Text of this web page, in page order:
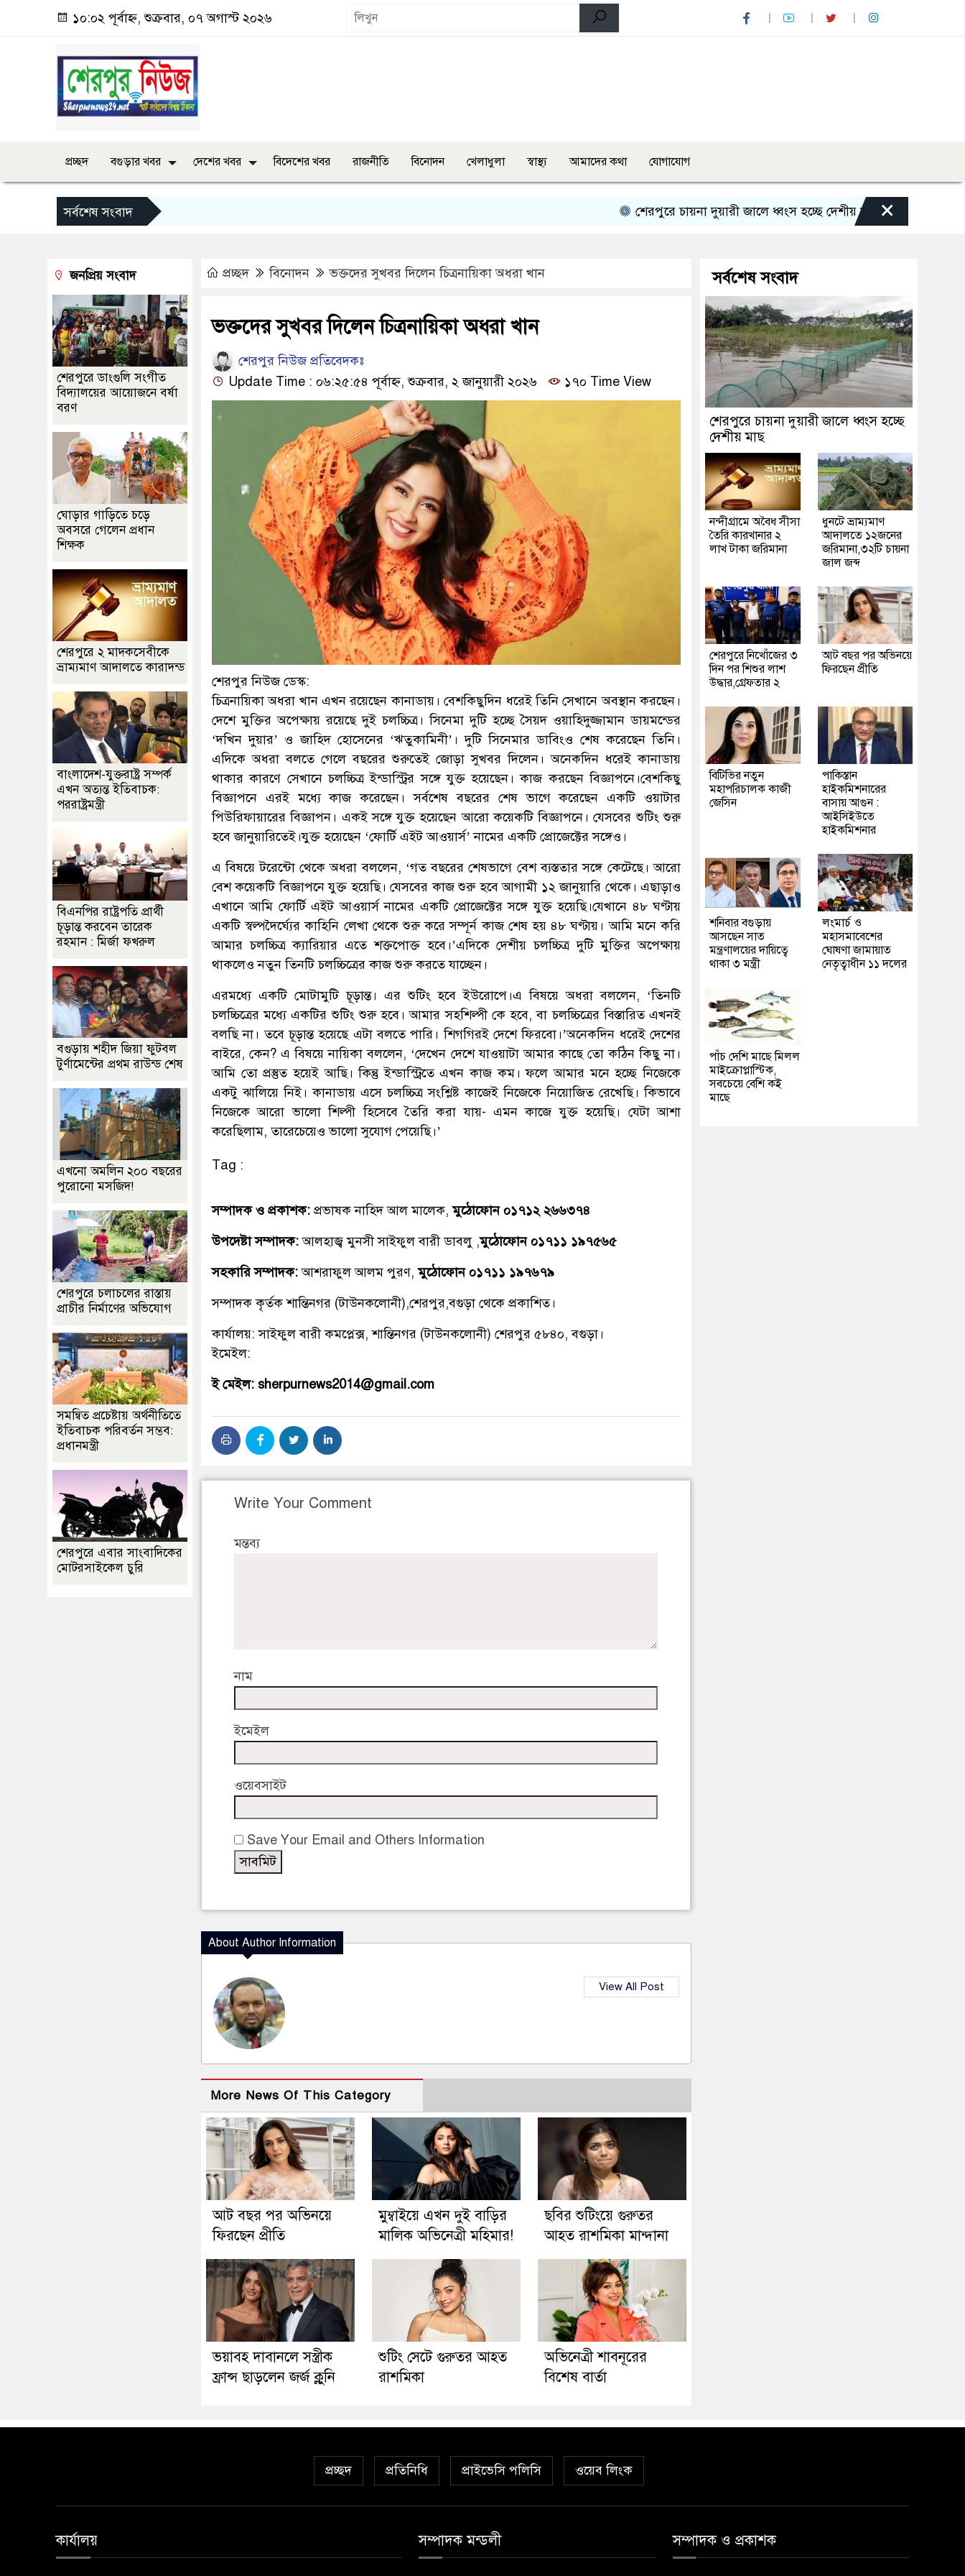
১০:০২ পূর্বাহ্ন, শুক্রবার, ০৭ অগাস্ট ২০২৬
প্রচ্ছদ বগুড়ার খবর দেশের খবর বিদেশের খবর রাজনীতি বিনোদন খেলাধুলা স্বাস্থ্য আমাদের কথা যোগাযোগ
সর্বশেষ সংবাদ শেরপুরে চায়না দুয়ারী জালে ধ্বংস হচ্ছে দেশীয় মাছ নন্দীগ্রামে অবৈধ
×
প্রচ্ছদ বিনোদন ভক্তদের সুখবর দিলেন চিত্রনায়িকা অধরা খান
ভক্তদের সুখবর দিলেন চিত্রনায়িকা অধরা খান
শেরপুর নিউজ প্রতিবেদকঃ
Update Time : ০৬:২৫:৫৪ পূর্বাহ্ন, শুক্রবার, ২ জানুয়ারী ২০২৬
১৭০ Time View
শেরপুর নিউজ ডেস্ক:
চিত্রনায়িকা অধরা খান এখন রয়েছেন কানাডায়। বেশকিছুদিন ধরেই তিনি সেখানে অবস্থান করছেন।
দেশে মুক্তির অপেক্ষায় রয়েছে দুই চলচ্চিত্র। সিনেমা দুটি হচ্ছে সৈয়দ ওয়াহিদুজ্জামান ডায়মন্ডের
‘দখিন দুয়ার’ ও জাহিদ হোসেনের ‘ঋতুকামিনী’। দুটি সিনেমার ডাবিংও শেষ করেছেন তিনি।
এদিকে অধরা বলতে গেলে বছরের শুরুতেই জোড়া সুখবর দিলেন। অনেকদিন ধরেই কানাডায়
থাকার কারণে সেখানে চলচ্চিত্র ইন্ডাস্ট্রির সঙ্গে যুক্ত হয়েছেন। কাজ করছেন বিজ্ঞাপনে।বেশকিছু
বিজ্ঞাপনে এরই মধ্যে কাজ করেছেন। সর্বশেষ বছরের শেষ ভাগে করেছেন একটি ওয়াটার
পিউরিফায়ারের বিজ্ঞাপন। একই সঙ্গে যুক্ত হয়েছেন আরো কয়েকটি বিজ্ঞাপনে। যেসবের শুটিং শুরু
হবে জানুয়ারিতেই।যুক্ত হয়েছেন ‘ফোর্টি এইট আওয়ার্স’ নামের একটি প্রোজেক্টের সঙ্গেও।
এ বিষয়ে টরেন্টো থেকে অধরা বললেন, ‘গত বছরের শেষভাগে বেশ ব্যস্ততার সঙ্গে কেটেছে। আরো
বেশ কয়েকটি বিজ্ঞাপনে যুক্ত হয়েছি। যেসবের কাজ শুরু হবে আগামী ১২ জানুয়ারি থেকে। এছাড়াও
এখানে আমি ফোর্টি এইট আওয়ার্স নামের একটি প্রোজেক্টের সঙ্গে যুক্ত হয়েছি।যেখানে ৪৮ ঘণ্টায়
একটি স্বল্পদৈর্ঘ্যের কাহিনি লেখা থেকে শুরু করে সম্পূর্ন কাজ শেষ হয় ৪৮ ঘণ্টায়। আমি মনে করি
আমার চলচ্চিত্র ক্যারিয়ার এতে শক্তপোক্ত হবে।’এদিকে দেশীয় চলচ্চিত্র দুটি মুক্তির অপেক্ষায়
থাকলেও নতুন তিনটি চলচ্চিত্রের কাজ শুরু করতে যাচ্ছেন।
এরমধ্যে একটি মোটামুটি চূড়ান্ত। এর শুটিং হবে ইউরোপে।এ বিষয়ে অধরা বললেন, ‘তিনটি
চলচ্চিত্রের মধ্যে একটির শুটিং শুরু হবে। আমার সহশিল্পী কে হবে, বা চলচ্চিত্রের বিস্তারিত এখনই
বলছি না। তবে চূড়ান্ত হয়েছে এটা বলতে পারি। শিগগিরই দেশে ফিরবো।’অনেকদিন ধরেই দেশের
বাইরে, কেন? এ বিষয়ে নায়িকা বললেন, ‘দেখেন দেশে যাওয়াটা আমার কাছে তো কঠিন কিছু না।
আমি তো প্রস্তুত হয়েই আছি। কিন্তু ইন্ডাস্ট্রিতে এখন কাজ কম। ফলে আমার মনে হচ্ছে নিজেকে
একটু ঝালিয়ে নিই। কানাডায় এসে চলচ্চিত্র সংশ্লিষ্ট কাজেই নিজেকে নিয়োজিত রেখেছি। কিভাবে
নিজেকে আরো ভালো শিল্পী হিসেবে তৈরি করা যায়- এমন কাজে যুক্ত হয়েছি। যেটা আশা
করেছিলাম, তারেচেয়েও ভালো সুযোগ পেয়েছি।’
Tag :
সম্পাদক ও প্রকাশক: প্রভাষক নাহিদ আল মালেক,মুঠোফোন ০১৭১২ ২৬৬৩৭৪
উপদেষ্টা সম্পাদক:আলহাজ্ব মুনসী সাইফুল বারী ডাবলু ,মুঠোফোন ০১৭১১ ১৯৭৫৬৫
সহকারি সম্পাদক:আশরাফুল আলম পুরণ,মুঠোফোন ০১৭১১ ১৯৭৬৭৯
সম্পাদক কৃর্তক শান্তিনগর (টাউনকলোনী),শেরপুর,বগুড়া থেকে প্রকাশিত।
কার্যালয়: সাইফুল বারী কমপ্লেক্স, শান্তিনগর (টাউনকলোনী) শেরপুর ৫৮৪০, বগুড়া।
ইমেইল:
ই মেইল: sherpurnews2014@gmail.com
Write Your Comment
মন্তব্য
নাম
ইমেইল
ওয়েবসাইট
Save Your Email and Others Information
About Author Information
View All Post
More News Of This Category
আট বছর পর অভিনয়ে
ফিরছেন প্রীতি
মুম্বাইয়ে এখন দুই বাড়ির
মালিক অভিনেত্রী মহিমার!
ছবির শুটিংয়ে গুরুতর
আহত রাশমিকা মান্দানা
ভয়াবহ দাবানলে সস্ত্রীক
ফ্রান্স ছাড়লেন জর্জ ক্লুনি
শুটিং সেটে গুরুতর আহত
রাশমিকা
অভিনেত্রী শাবনূরের
বিশেষ বার্তা
জনপ্রিয় সংবাদ
শেরপুরে ডাংগুলি সংগীত
বিদ্যালয়ের আয়োজনে বর্ষা
বরণ
ঘোড়ার গাড়িতে চড়ে
অবসরে গেলেন প্রধান
শিক্ষক
শেরপুরে ২ মাদকসেবীকে
ভ্রাম্যমাণ আদালতে কারাদন্ড
বাংলাদেশ-যুক্তরাষ্ট্র সম্পর্ক
এখন অত্যন্ত ইতিবাচক:
পররাষ্ট্রমন্ত্রী
বিএনপির রাষ্ট্রপতি প্রার্থী
চূড়ান্ত করবেন তারেক
রহমান : মির্জা ফখরুল
বগুড়ায় শহীদ জিয়া ফুটবল
টুর্ণামেন্টের প্রথম রাউন্ড শেষ
এখনো অমলিন ২০০ বছরের
পুরোনো মসজিদ!
শেরপুরে চলাচলের রাস্তায়
প্রাচীর নির্মাণের অভিযোগ
সমন্বিত প্রচেষ্টায় অর্থনীতিতে
ইতিবাচক পরিবর্তন সম্ভব:
প্রধানমন্ত্রী
শেরপুরে এবার সাংবাদিকের
মোটরসাইকেল চুরি
সর্বশেষ সংবাদ
শেরপুরে চায়না দুয়ারী জালে ধ্বংস হচ্ছে
দেশীয় মাছ
নন্দীগ্রামে অবৈধ সীসা
তৈরি কারখানার ২
লাখ টাকা জরিমানা
ধুনটে ভ্রাম্যমাণ
আদালতে ১২জনের
জরিমানা,৩২টি চায়না
জাল জব্দ
শেরপুরে নিখোঁজের ৩
দিন পর শিশুর লাশ
উদ্ধার,গ্রেফতার ২
আট বছর পর অভিনয়ে
ফিরছেন প্রীতি
বিটিভির নতুন
মহাপরিচালক কাজী
জেসিন
পাকিস্তান
হাইকমিশনারের
বাসায় আগুন :
আইসিইউতে
হাইকমিশনার
শনিবার বগুড়ায়
আসছেন সাত
মন্ত্রণালয়ের দায়িত্বে
থাকা ৩ মন্ত্রী
লংমার্চ ও
মহাসমাবেশের
ঘোষণা জামায়াত
নেতৃত্বাধীন ১১ দলের
পাঁচ দেশি মাছে মিলল
মাইক্রোপ্লাস্টিক,
সবচেয়ে বেশি কই
মাছে
প্রচ্ছদ প্রতিনিধি প্রাইভেসি পলিসি ওয়েব লিংক
কার্যালয় সম্পাদক মন্ডলী সম্পাদক ও প্রকাশক